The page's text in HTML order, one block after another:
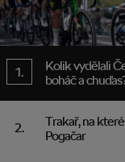
Kolik vydělali
boháč a
Trakař, na
Pogačar